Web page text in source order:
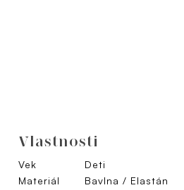
Vlastnosti
Vek
Deti
Materiál
Bavlna / Elastán